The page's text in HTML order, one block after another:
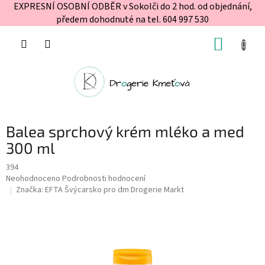
EXPRESNÍ OSOBNÍ ODBĚR v Sokolči do 2 hod. od objednání,
předem dohodnuté na tel. 604 997 530
Balea sprchový krém mléko a med
300 ml
394
Průměrné
hodnocení
Neohodnoceno Podrobnosti hodnocení
Značka: EFTA Švýcarsko pro dm Drogerie Markt